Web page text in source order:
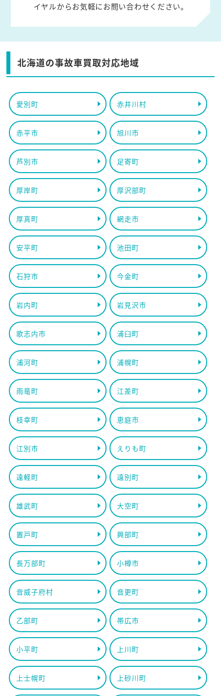
イヤルからお気軽にお問い合わせください。
北海道の事故車買取対応地域
愛別町 赤井川村
赤平市 旭川市
芦別市 足寄町
厚岸町 厚沢部町
厚真町 網走市
安平町 池田町
石狩市 今金町
岩内町 岩見沢市
歌志内市 浦臼町
浦河町 浦幌町
雨竜町 江差町
枝幸町 恵庭市
江別市 えりも町
遠軽町 遠別町
雄武町 大空町
置戸町 興部町
長万部町 小樽市
音威子府村 音更町
乙部町 帯広市
小平町 上川町
上士幌町 上砂川町